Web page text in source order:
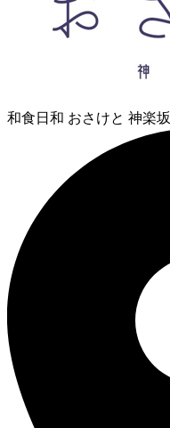
和食日和 おさけと 神楽坂